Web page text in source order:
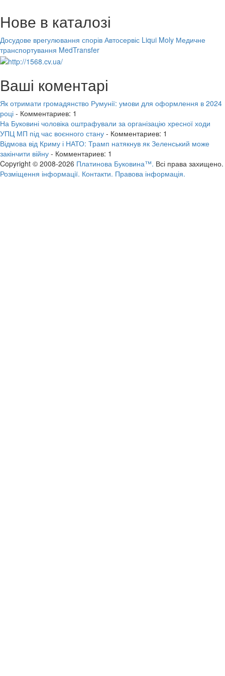
Нове в каталозі
Досудове врегулювання спорів Автосервіс Liqui Moly Медичне
транспортування MedTransfer
Ваші коментарі
Як отримати громадянство Румунії: умови для оформлення в 2024
році - Комментариев: 1
На Буковині чоловіка оштрафували за організацію хресної ходи
УПЦ МП під час воєнного стану - Комментариев: 1
Відмова від Криму і НАТО: Трамп натякнув як Зеленський може
закінчити війну - Комментариев: 1
Copyright © 2008-2026 Платинова Буковина™. Всі права захищено.
Розміщення інформації. Контакти. Правова інформація.